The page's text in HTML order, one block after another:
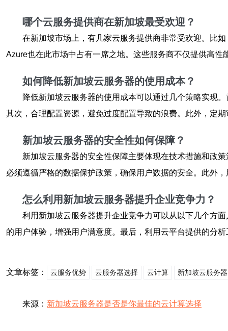
哪个云服务提供商在新加坡最受欢迎？
在新加坡市场上，有几家云服务提供商非常受欢迎。比
Azure也在此市场中占有一席之地。这些服务商不仅提供高
如何降低新加坡云服务器的使用成本？
降低新加坡云服务器的使用成本可以通过几个策略实现
其次，合理配置资源，避免过度配置导致的浪费。此外，定
新加坡云服务器的安全性如何保障？
新加坡云服务器的安全性保障主要体现在技术措施和政
必须遵循严格的数据保护政策，确保用户数据的安全。此外
怎么利用新加坡云服务器提升企业竞争力？
利用新加坡云服务器提升企业竞争力可以从以下几个方
的用户体验，增强用户满意度。最后，利用云平台提供的分
文章标签： 云服务优势 云服务器选择 云计算 新加坡云服务器
来源： 新加坡云服务器是否是你最佳的云计算选择